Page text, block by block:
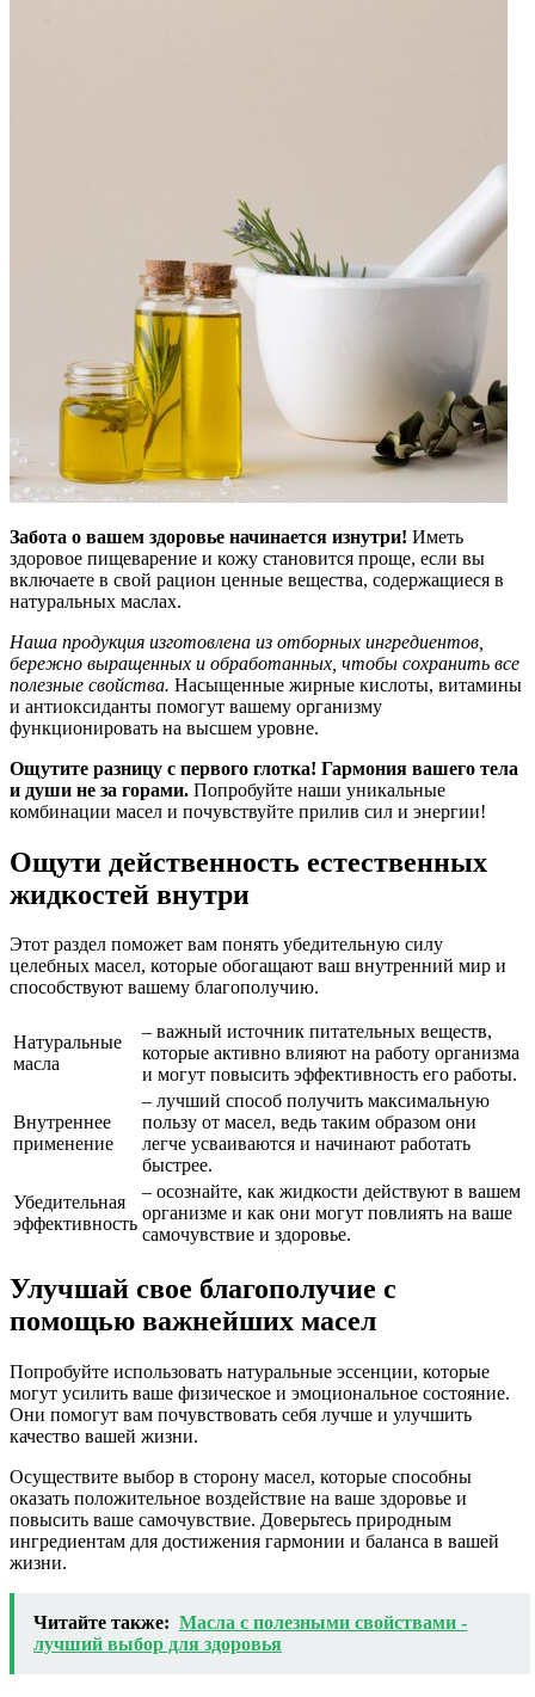
Забота о вашем здоровье начинается изнутри! Иметь
здоровое пищеварение и кожу становится проще, если вы
включаете в свой рацион ценные вещества, содержащиеся в
натуральных маслах.
Наша продукция изготовлена из отборных ингредиентов,
бережно выращенных и обработанных, чтобы сохранить все
полезные свойства. Насыщенные жирные кислоты, витамины
и антиоксиданты помогут вашему организму
функционировать на высшем уровне.
Ощутите разницу с первого глотка! Гармония вашего тела
и души не за горами. Попробуйте наши уникальные
комбинации масел и почувствуйте прилив сил и энергии!
Ощути действенность естественных
жидкостей внутри
Этот раздел поможет вам понять убедительную силу
целебных масел, которые обогащают ваш внутренний мир и
способствуют вашему благополучию.
Натуральные
масла
– важный источник питательных веществ,
которые активно влияют на работу организма
и могут повысить эффективность его работы.
Внутреннее
применение
– лучший способ получить максимальную
пользу от масел, ведь таким образом они
легче усваиваются и начинают работать
быстрее.
Убедительная
эффективность
– осознайте, как жидкости действуют в вашем
организме и как они могут повлиять на ваше
самочувствие и здоровье.
Улучшай свое благополучие с
помощью важнейших масел
Попробуйте использовать натуральные эссенции, которые
могут усилить ваше физическое и эмоциональное состояние.
Они помогут вам почувствовать себя лучше и улучшить
качество вашей жизни.
Осуществите выбор в сторону масел, которые способны
оказать положительное воздействие на ваше здоровье и
повысить ваше самочувствие. Доверьтесь природным
ингредиентам для достижения гармонии и баланса в вашей
жизни.
Читайте также: Масла с полезными свойствами -
лучший выбор для здоровья